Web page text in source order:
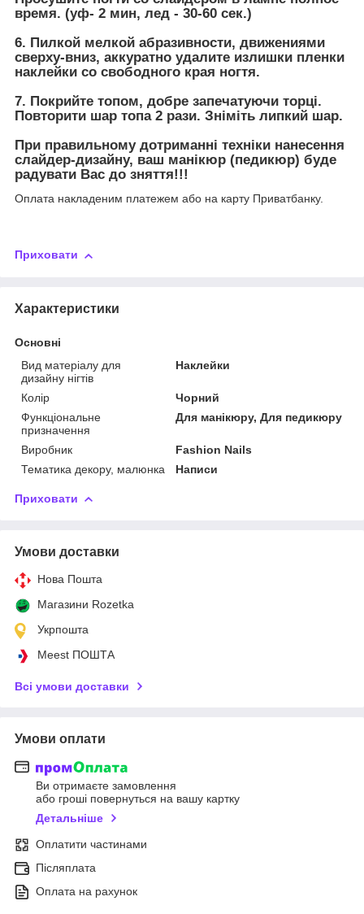
время. (уф- 2 мин, лед - 30-60 сек.)
6. Пилкой мелкой абразивности, движениями
сверху-вниз, аккуратно удалите излишки пленки
наклейки со свободного края ногтя.
7. Покрийте топом, добре запечатуючи торці.
Повторити шар топа 2 рази. Зніміть липкий шар.
При правильному дотриманні техніки нанесення
слайдер-дизайну, ваш манікюр (педикюр) буде
радувати Вас до зняття!!!
Оплата накладеним платежем або на карту Приватбанку.
Приховати
Характеристики
Основні
Вид матеріалу для
дизайну нігтів
Наклейки
Колір
Чорний
Функціональне
призначення
Для манікюру, Для педикюру
Виробник
Fashion Nails
Тематика декору, малюнка
Написи
Приховати
Умови доставки
Нова Пошта
Магазини Rozetka
Укрпошта
Meest ПОШТА
Всі умови доставки
Умови оплати
Ви отримаєте замовлення
або гроші повернуться на вашу картку
Детальніше
Оплатити частинами
Післяплата
Оплата на рахунок